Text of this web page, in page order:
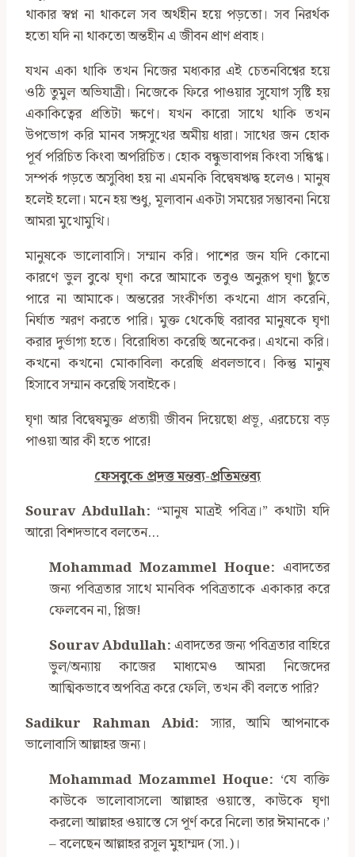
থাকার স্বপ্ন না থাকলে সব অর্থহীন হয়ে পড়তো। সব নিরর্থক
হতো যদি না থাকতো অন্তহীন এ জীবন প্রাণ প্রবাহ।
যখন একা থাকি তখন নিজের মধ্যকার এই চেতনবিশ্বের হয়ে
ওঠি তুমুল অভিযাত্রী। নিজেকে ফিরে পাওয়ার সুযোগ সৃষ্টি হয়
একাকিত্বের প্রতিটা ক্ষণে। যখন কারো সাথে থাকি তখন
উপভোগ করি মানব সঙ্গসুখের অমীয় ধারা। সাথের জন হোক
পূর্ব পরিচিত কিংবা অপরিচিত। হোক বন্ধুভাবাপন্ন কিংবা সন্ধিগ্ধ।
সম্পর্ক গড়তে অসুবিধা হয় না এমনকি বিদ্বেষঋদ্ধ হলেও। মানুষ
হলেই হলো। মনে হয় শুধু, মূল্যবান একটা সময়ের সম্ভাবনা নিয়ে
আমরা মুখোমুখি।
মানুষকে ভালোবাসি। সম্মান করি। পাশের জন যদি কোনো
কারণে ভুল বুঝে ঘৃণা করে আমাকে তবুও অনুরূপ ঘৃণা ছুঁতে
পারে না আমাকে। অন্তরের সংকীর্ণতা কখনো গ্রাস করেনি,
নির্ঘাত স্মরণ করতে পারি। মুক্ত থেকেছি বরাবর মানুষকে ঘৃণা
করার দুর্ভাগ্য হতে। বিরোধিতা করেছি অনেকের। এখনো করি।
কখনো কখনো মোকাবিলা করেছি প্রবলভাবে। কিন্তু মানুষ
হিসাবে সম্মান করেছি সবাইকে।
ঘৃণা আর বিদ্বেষমুক্ত প্রত্যয়ী জীবন দিয়েছো প্রভূ, এরচেয়ে বড়
পাওয়া আর কী হতে পারে!
ফেসবুকে প্রদত্ত মন্তব্য-প্রতিমন্তব্য
Sourav Abdullah: “মানুষ মাত্রই পবিত্র।” কথাটা যদি
আরো বিশদভাবে বলতেন…
Mohammad Mozammel Hoque: এবাদতের
জন্য পবিত্রতার সাথে মানবিক পবিত্রতাকে একাকার করে
ফেলবেন না, প্লিজ!
Sourav Abdullah:এবাদতের জন্য পবিত্রতার বাহিরে
ভুল/অন্যায় কাজের মাধ্যমেও আমরা নিজেদের
আত্মিকভাবে অপবিত্র করে ফেলি, তখন কী বলতে পারি?
Sadikur Rahman Abid: স্যার, আমি আপনাকে
ভালোবাসি আল্লাহর জন্য।
Mohammad Mozammel Hoque: ‘যে ব্যক্তি
কাউকে ভালোবাসলো আল্লাহর ওয়াস্তে, কাউকে ঘৃণা
করলো আল্লাহর ওয়াস্তে সে পূর্ণ করে নিলো তার ঈমানকে।’
– বলেছেন আল্লাহর রসূল মুহাম্মদ (সা.)।